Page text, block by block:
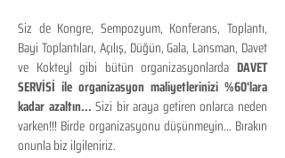
Siz de Kongre, Sempozyum, Konferans, Toplantı,
Bayi Toplantıları, Açılış, Düğün, Gala, Lansman, Davet
ve Kokteyl gibi bütün organizasyonlarda DAVET
SERVİSİ ile organizasyon maliyetlerinizi %60'lara
kadar azaltın...Sizi bir araya getiren onlarca neden
varken!!! Birde organizasyonu düşünmeyin... Bırakın
onunla biz ilgileniriz.